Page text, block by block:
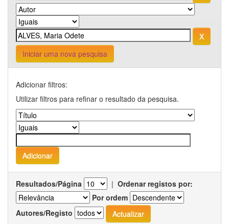
Iniciar uma nova pesquisa
Adicionar filtros:
Utilizar filtros para refinar o resultado da pesquisa.
Resultados/Página | Ordenar registos por:
Por ordem
Autores/Registo